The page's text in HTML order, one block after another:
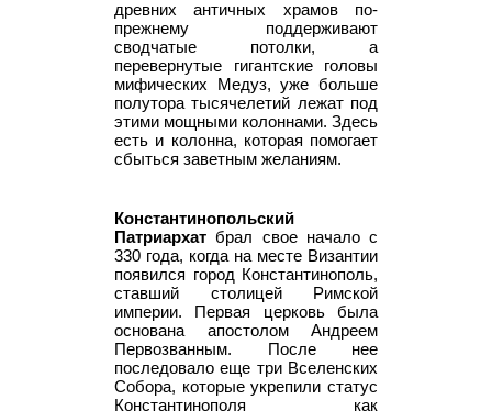
древних античных храмов по-
прежнему поддерживают
сводчатые потолки, а
перевернутые гигантские головы
мифических Медуз, уже больше
полутора тысячелетий лежат под
этими мощными колоннами. Здесь
есть и колонна, которая помогает
сбыться заветным желаниям.
Константинопольский
Патриархат брал свое начало с
330 года, когда на месте Византии
появился город Константинополь,
ставший столицей Римской
империи. Первая церковь была
основана апостолом Андреем
Первозванным. После нее
последовало еще три Вселенских
Собора, которые укрепили статус
Константинополя как